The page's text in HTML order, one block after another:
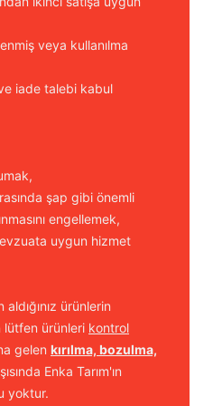
veya kullanılma
iade talebi kabul
şap gibi önemli
engellemek,
uygun hizmet
ürünlerin
lütfen ürünleri kontrol
gelen kırılma, bozulma,
Enka Tarım'ın
yoktur.